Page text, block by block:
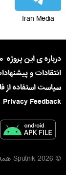
Iran Media
درباره ی این پروژه
انتقادات و
سیاست استفاده از
Privacy Feedback
© 2026 Sputnik همه حقوق محفوظ است 18+